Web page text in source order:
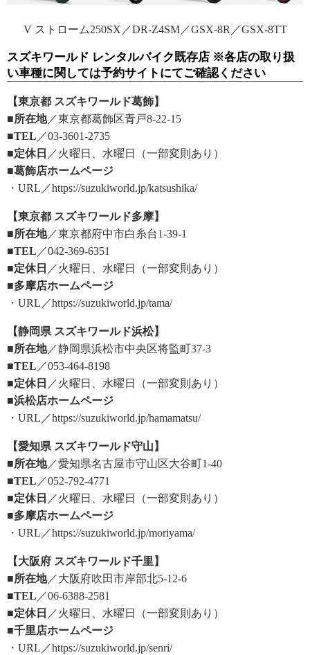
V ストローム250SX／DR-Z4SM／GSX-8R／GSX-8TT
スズキワールド レンタルバイク既存店 ※各店の取り扱
い車種に関しては予約サイトにてご確認ください
【東京都 スズキワールド葛飾】
■所在地／東京都葛飾区青戸8-22-15
■TEL ／03-3601-2735
■定休日 ／火曜日、水曜日（一部変則あり）
■葛飾店ホームページ
・URL／https://suzukiworld.jp/katsushika/
【東京都 スズキワールド多摩】
■所在地／東京都府中市白糸台1-39-1
■TEL ／042-369-6351
■定休日 ／火曜日、水曜日（一部変則あり）
■多摩店ホームページ
・URL／https://suzukiworld.jp/tama/
【静岡県 スズキワールド浜松】
■所在地／静岡県浜松市中央区将監町37-3
■TEL ／053-464-8198
■定休日 ／火曜日、水曜日（一部変則あり）
■浜松店ホームページ
・URL／https://suzukiworld.jp/hamamatsu/
【愛知県 スズキワールド守山】
■所在地／愛知県名古屋市守山区大谷町1-40
■TEL ／052-792-4771
■定休日 ／火曜日、水曜日（一部変則あり）
■多摩店ホームページ
・URL／https://suzukiworld.jp/moriyama/
【大阪府 スズキワールド千里】
■所在地／大阪府吹田市岸部北5-12-6
■TEL ／06-6388-2581
■定休日 ／火曜日、水曜日（一部変則あり）
■千里店ホームページ
・URL／https://suzukiworld.jp/senri/